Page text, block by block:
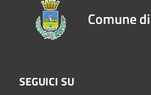
Comune
SEGUICI SU